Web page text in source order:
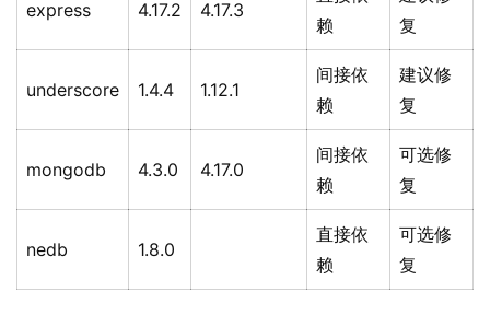
express 4.17.2 4.17.3
赖
复
underscore 1.4.4 1.12.1
间接依
赖
建议修
复
mongodb 4.3.0 4.17.0
间接依
赖
可选修
复
nedb 1.8.0
直接依
赖
可选修
复